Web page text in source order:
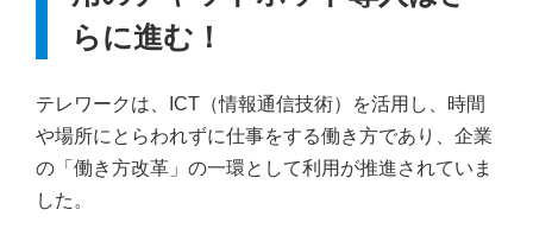
らに進む！
テレワークは、ICT（情報通信技術）を活用し、時間
や場所にとらわれずに仕事をする働き方であり、企業
の「働き方改革」の一環として利用が推進されていま
した。